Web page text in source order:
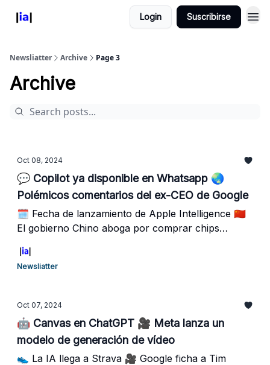
Login Suscribirse
Newsliatter Archive Page 3
Archive
Oct 08, 2024
💬 Copilot ya disponible en Whatsapp 🌏
Polémicos comentarios del ex-CEO de Google
🗓️ Fecha de lanzamiento de Apple Intelligence 🇨🇳
El gobierno Chino aboga por comprar chips
Newsliatter
Oct 07, 2024
🤖 Canvas en ChatGPT 🎥 Meta lanza un
modelo de generación de vídeo
👟 La IA llega a Strava 🎥 Google ficha a Tim